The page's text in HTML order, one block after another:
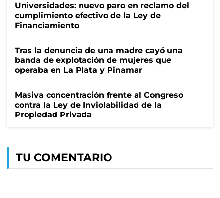
Universidades: nuevo paro en reclamo del
cumplimiento efectivo de la Ley de
Financiamiento
Tras la denuncia de una madre cayó una
banda de explotación de mujeres que
operaba en La Plata y Pinamar
Masiva concentración frente al Congreso
contra la Ley de Inviolabilidad de la
Propiedad Privada
TU COMENTARIO